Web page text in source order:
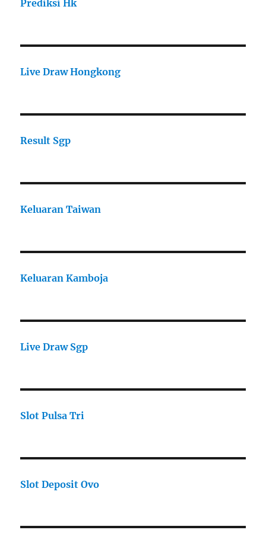
Prediksi Hk
Live Draw Hongkong
Result Sgp
Keluaran Taiwan
Keluaran Kamboja
Live Draw Sgp
Slot Pulsa Tri
Slot Deposit Ovo